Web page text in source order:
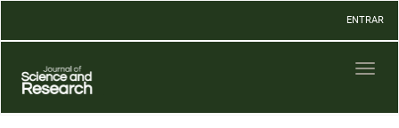
Contenido
Barra
lateral
ENTRAR